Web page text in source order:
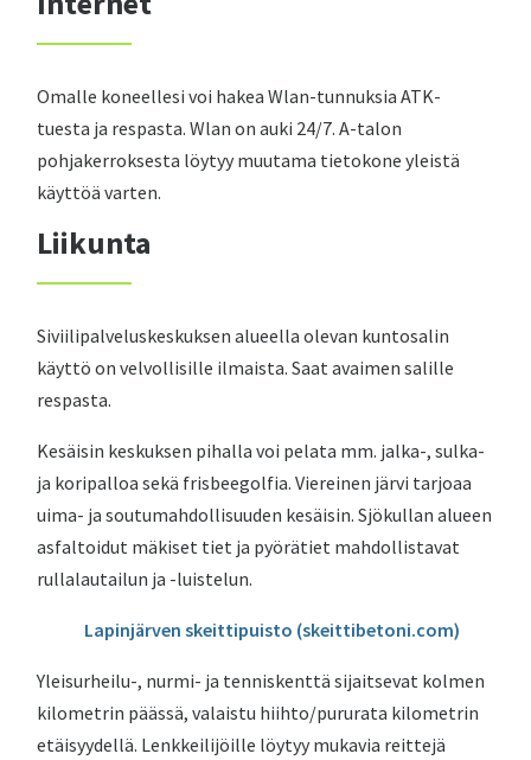
Omalle koneellesi voi hakea Wlan-tunnuksia ATK-
tuesta ja respasta. Wlan on auki 24/7. A-talon
pohjakerroksesta löytyy muutama tietokone yleistä
käyttöä varten.
Liikunta
Siviilipalveluskeskuksen alueella olevan kuntosalin
käyttö on velvollisille ilmaista. Saat avaimen salille
respasta.
Kesäisin keskuksen pihalla voi pelata mm. jalka-, sulka-
ja koripalloa sekä frisbeegolfia. Viereinen järvi tarjoaa
uima- ja soutumahdollisuuden kesäisin. Sjökullan alueen
asfaltoidut mäkiset tiet ja pyörätiet mahdollistavat
rullalautailun ja -luistelun.
Lapinjärven skeittipuisto (skeittibetoni.com)
Yleisurheilu-, nurmi- ja tenniskenttä sijaitsevat kolmen
kilometrin päässä, valaistu hiihto/pururata kilometrin
etäisyydellä. Lenkkeilijöille löytyy mukavia reittejä